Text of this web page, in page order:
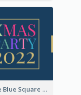
Simple Blue Square Xmas Party 2020 Invitation